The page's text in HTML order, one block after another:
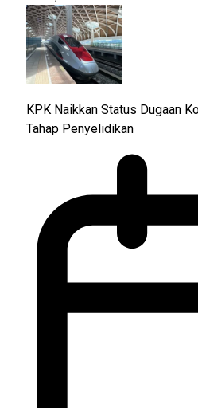
KPK Naikkan Status Dugaan
Tahap Penyelidikan